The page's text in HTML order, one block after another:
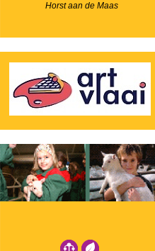
Horst aan de Maas